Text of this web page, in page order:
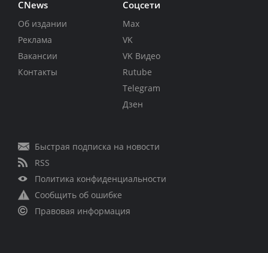
CNews
Об издании
Реклама
Вакансии
Контакты
Соцсети
Max
VK
VK Видео
Rutube
Telegram
Дзен
Быстрая подписка на новости
RSS
Политика конфиденциальности
Сообщить об ошибке
Правовая информация